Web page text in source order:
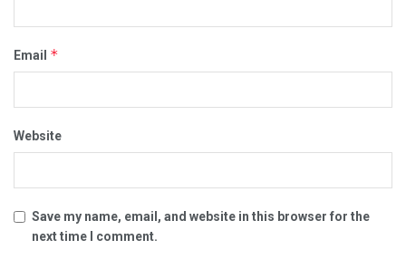
Email *
Website
Save my name, email, and website in this browser for the
next time I comment.